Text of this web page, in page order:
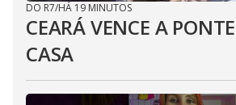
DO R7/HÁ 19 MINUTOS
CEARÁ VENCE A
CASA